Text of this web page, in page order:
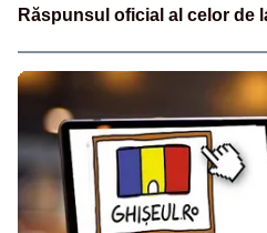
Răspunsul oficial al celor de